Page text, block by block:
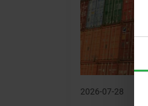
2026-07-28